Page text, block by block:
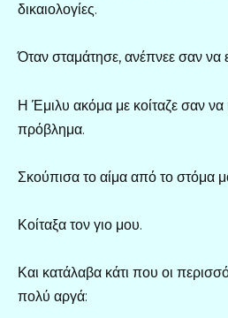
δικαιολογίες.
Όταν σταμάτησε, ανέπνεε σαν να
Η Έμιλυ ακόμα με κοίταζε σαν
πρόβλημα.
Σκούπισα το αίμα από το στόμα
Κοίταξα τον γιο μου.
Και κατάλαβα κάτι που οι
πολύ αργά: